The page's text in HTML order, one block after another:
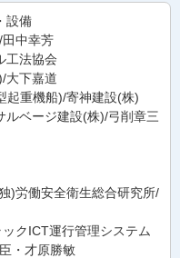
設備
中幸芳
工法協会
大下嘉道
起重機船)/寄神建設(株)
ルベージ建設(株)/弓削章三
)労働安全衛生総合研究所/
クICT運行管理システム
・才原勝敏